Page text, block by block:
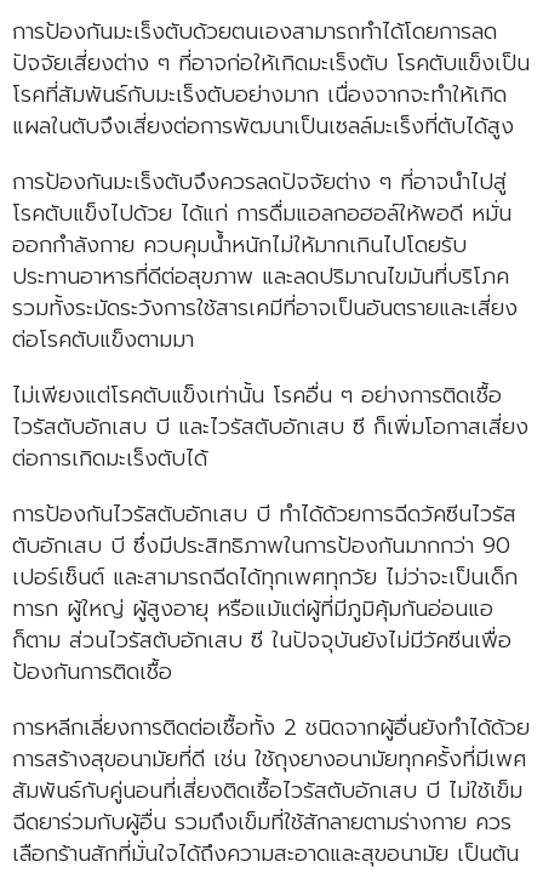
การป้องกันมะเร็งตับด้วยตนเองสามารถทำได้โดยการลด
ปัจจัยเสี่ยงต่าง ๆ ที่อาจก่อให้เกิดมะเร็งตับ โรคตับแข็งเป็น
โรคที่สัมพันธ์กับมะเร็งตับอย่างมาก เนื่องจากจะทำให้เกิด
แผลในตับจึงเสี่ยงต่อการพัฒนาเป็นเซลล์มะเร็งที่ตับได้สูง
การป้องกันมะเร็งตับจึงควรลดปัจจัยต่าง ๆ ที่อาจนำไปสู่
โรคตับแข็งไปด้วย ได้แก่ การดื่มแอลกอฮอล์ให้พอดี หมั่น
ออกกำลังกาย ควบคุมน้ำหนักไม่ให้มากเกินไปโดยรับ
ประทานอาหารที่ดีต่อสุขภาพ และลดปริมาณไขมันที่บริโภค
รวมทั้งระมัดระวังการใช้สารเคมีที่อาจเป็นอันตรายและเสี่ยง
ต่อโรคตับแข็งตามมา
ไม่เพียงแต่โรคตับแข็งเท่านั้น โรคอื่น ๆ อย่างการติดเชื้อ
ไวรัสตับอักเสบ บี และไวรัสตับอักเสบ ซี ก็เพิ่มโอกาสเสี่ยง
ต่อการเกิดมะเร็งตับได้
การป้องกันไวรัสตับอักเสบ บี ทำได้ด้วยการฉีดวัคซีนไวรัส
ตับอักเสบ บี ซึ่งมีประสิทธิภาพในการป้องกันมากกว่า 90
เปอร์เซ็นต์ และสามารถฉีดได้ทุกเพศทุกวัย ไม่ว่าจะเป็นเด็ก
ทารก ผู้ใหญ่ ผู้สูงอายุ หรือแม้แต่ผู้ที่มีภูมิคุ้มกันอ่อนแอ
ก็ตาม ส่วนไวรัสตับอักเสบ ซี ในปัจจุบันยังไม่มีวัคซีนเพื่อ
ป้องกันการติดเชื้อ
การหลีกเลี่ยงการติดต่อเชื้อทั้ง 2 ชนิดจากผู้อื่นยังทำได้ด้วย
การสร้างสุขอนามัยที่ดี เช่น ใช้ถุงยางอนามัยทุกครั้งที่มีเพศ
สัมพันธ์กับคู่นอนที่เสี่ยงติดเชื้อไวรัสตับอักเสบ บี ไม่ใช้เข็ม
ฉีดยาร่วมกับผู้อื่น รวมถึงเข็มที่ใช้สักลายตามร่างกาย ควร
เลือกร้านสักที่มั่นใจได้ถึงความสะอาดและสุขอนามัย เป็นต้น